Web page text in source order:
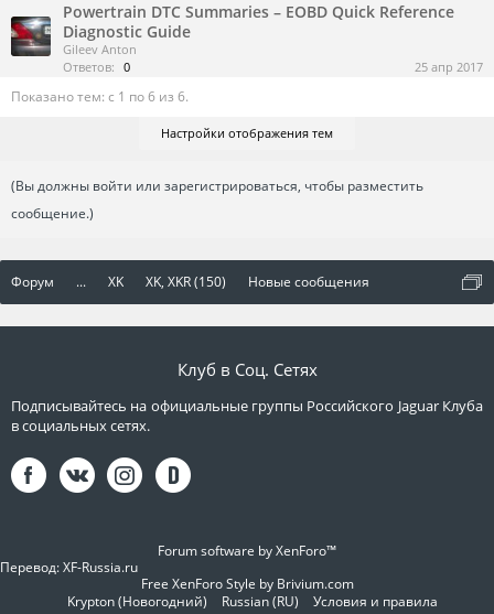
Powertrain DTC Summaries – EOBD Quick Reference
Diagnostic Guide
Gileev Anton
Ответов: 0 25 апр 2017
Показано тем: с 1 по 6 из 6.
Настройки отображения тем
(Вы должны войти или зарегистрироваться, чтобы разместить
сообщение.)
Форум ... XK XK, XKR (150) Новые сообщения
Клуб в Соц. Сетях
Подписывайтесь на официальные группы Российского Jaguar Клуба
в социальных сетях.
Forum software by XenForo™
Перевод:XF-Russia.ru
Free XenForo Style by Brivium.com
Krypton (Новогодний)
Russian (RU)
Условия и правила